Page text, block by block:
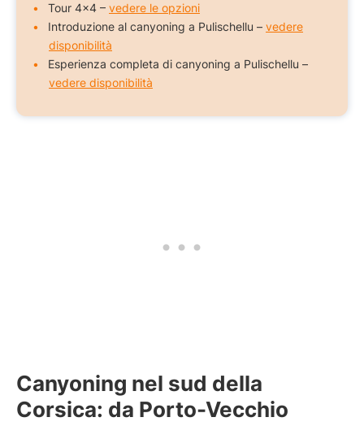
Tour 4×4 – vedere le opzioni
Introduzione al canyoning a Pulischellu – vedere
disponibilità
Esperienza completa di canyoning a Pulischellu –
vedere disponibilità
Canyoning nel sud della
Corsica: da Porto-Vecchio